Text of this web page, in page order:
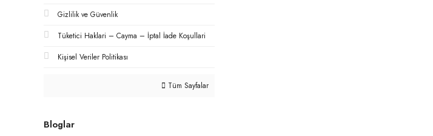
Gizlilik ve Güvenlik
Tüketici Haklari – Cayma – İptal İade Koşullari
Kişisel Veriler Politikası
Tüm Sayfalar
Bloglar